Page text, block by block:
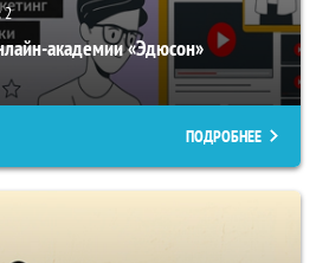
2
академии «Эдюсон»
ПОДРОБНЕЕ